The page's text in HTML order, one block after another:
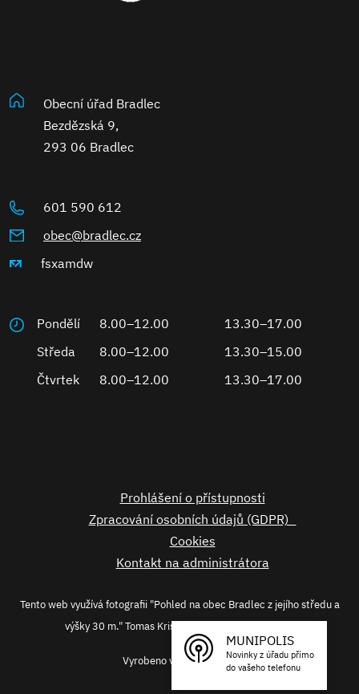
Obecní úřad Bradlec
Bezdězská 9,
293 06 Bradlec
601 590 612
obec@bradlec.cz
fsxamdw
Pondělí 8.00–12.00
13.30–17.00
Středa
8.00–12.00
13.30–15.00
Čtvrtek
8.00–12.00 13.30–17.00
Prohlášení o přístupnosti
Zpracování osobních údajů (GDPR)
Cookies
Kontakt na administrátora
Tento web využívá fotografii "Pohled na obec Bradlec z jejího středu a
výšky 30 m." Tomas Kristek licence CC-BY-SA-4.0
Vyrobeno v Origine2023
MUNIPOLIS
Novinky z úřadu přímo
do vašeho telefonu